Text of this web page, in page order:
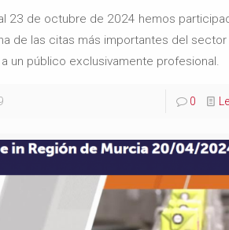
23 de octubre de 2024 hemos
de las citas más importantes del sector
un público exclusivamente profesional.
0